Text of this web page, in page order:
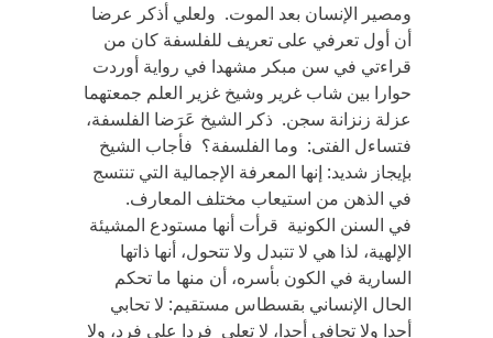
ومصير الإنسان بعد الموت. ولعلي أذكر عرضا
أن أول تعرفي على تعريف للفلسفة كان من
قراءتي في سن مبكر مشهدا في رواية أوردت
حوارا بين شاب غرير وشيخ غزير العلم جمعتهما
عزلة زنزانة سجن. ذكر الشيخ عَرَضا الفلسفة،
فتساءل الفتى: وما الفلسفة؟ فأجاب الشيخ
بإيجاز شديد: إنها المعرفة الإجمالية التي تنتسج
في الذهن من استيعاب مختلف المعارف.
في السنن الكونية قرأت أنها مستودع المشيئة
الإلهية، لذا هي لا تتبدل ولا تتحول، أنها ذاتها
السارية في الكون بأسره، أن منها ما تحكم
الحال الإنساني بقسطاس مستقيم: لا تحابي
أحدا ولا تجافي أحدا، لا تعلي فردا على فرد، ولا